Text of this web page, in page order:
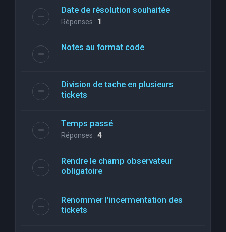
Date de résolution souhaitée
Réponses : 1
Notes au format code
Division de tache en plusieurs
tickets
Temps passé
Réponses : 4
Rendre le champ observateur
obligatoire
Renommer l'incermentation des
tickets